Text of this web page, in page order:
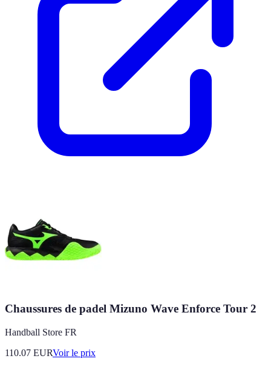
Chaussures de padel Mizuno Wave Enforce Tour 2
Handball Store FR
110.07 EURVoir le prix